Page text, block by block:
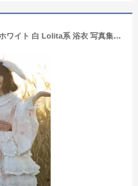
サマー ロリータ ワンピース ピンク ホワイト 白 Lolita系 浴衣 写真集 浴衣ドレス ロリータ ドレス 和風 ワンピース jsk 萌え レディース ゴスロリ ロリータファッション 変装 トップス 吊りスカー